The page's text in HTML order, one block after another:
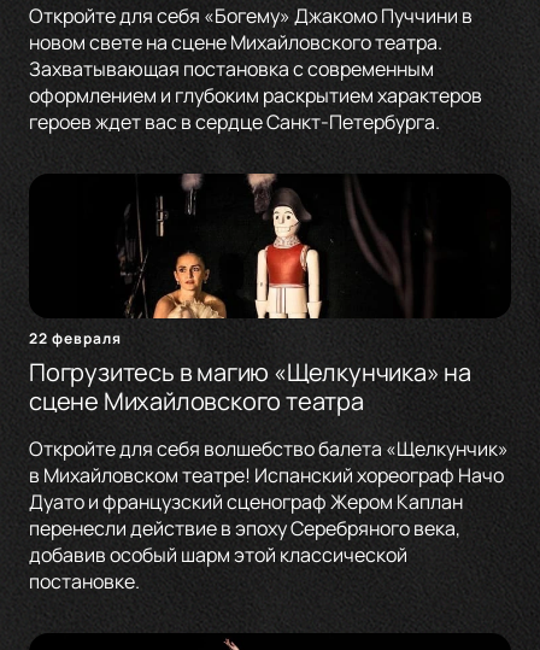
Откройте для себя «Богему» Джакомо Пуччини в
новом свете на сцене Михайловского театра.
Захватывающая постановка с современным
оформлением и глубоким раскрытием характеров
героев ждет вас в сердце Санкт-Петербурга.
22 февраля
Погрузитесь в магию «Щелкунчика» на
сцене Михайловского театра
Откройте для себя волшебство балета «Щелкунчик»
в Михайловском театре! Испанский хореограф Начо
Дуато и французский сценограф Жером Каплан
перенесли действие в эпоху Серебряного века,
добавив особый шарм этой классической
постановке.